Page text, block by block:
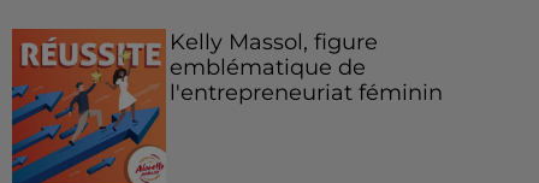
Kelly Massol, figure
emblématique de
l'entrepreneuriat féminin